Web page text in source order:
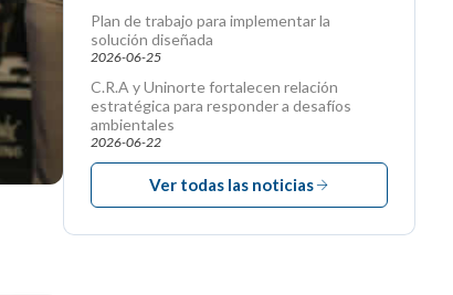
Plan de trabajo para implementar la
solución diseñada
2026-06-25
C.R.A y Uninorte fortalecen relación
estratégica para responder a desafíos
ambientales
2026-06-22
Ver todas las noticias